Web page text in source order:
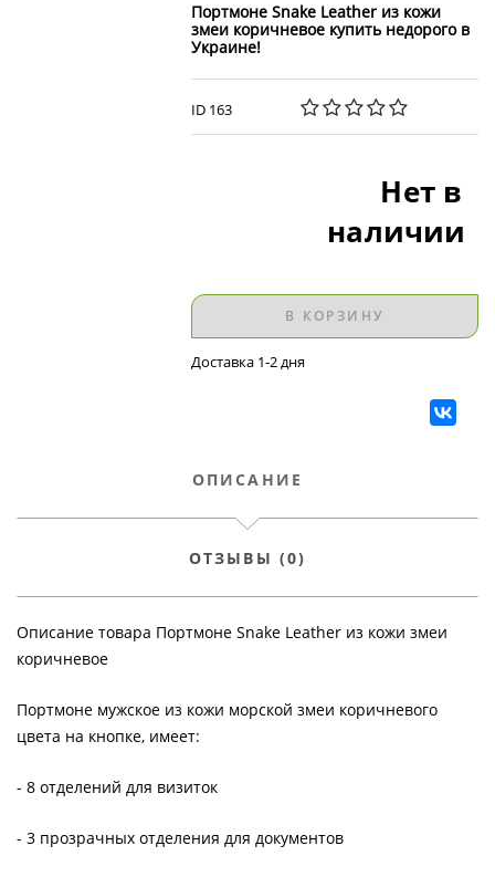
Портмоне Snake Leather из кожи
змеи коричневое купить недорого в
Украине!
ID 163
Нет в
наличии
В КОРЗИНУ
Доставка 1-2 дня
ОПИСАНИЕ
ОТЗЫВЫ (0)
Описание товара Портмоне Snake Leather из кожи змеи
коричневое
Портмоне мужское из кожи морской змеи коричневого
цвета на кнопке, имеет:
- 8 отделений для визиток
- 3 прозрачных отделения для документов